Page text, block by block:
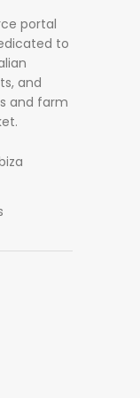
portal
to
and
and farm